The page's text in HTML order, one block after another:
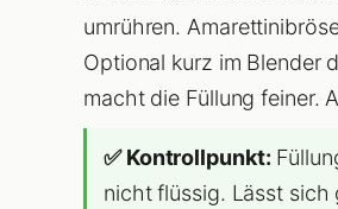
umrühren.
Optional kurz im Blender
macht die Füllung feiner.
✅ Kontrollpunkt:
nicht flüssig. Lässt sich